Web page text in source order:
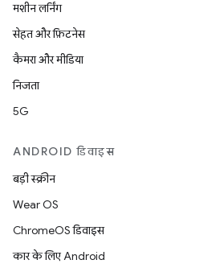
मशीन लर्निंग
सेहत और फ़िटनेस
कैमरा और मीडिया
निजता
5G
ANDROID डिवाइस
बड़ी स्क्रीन
Wear OS
ChromeOS डिवाइस
कार के लिए Android